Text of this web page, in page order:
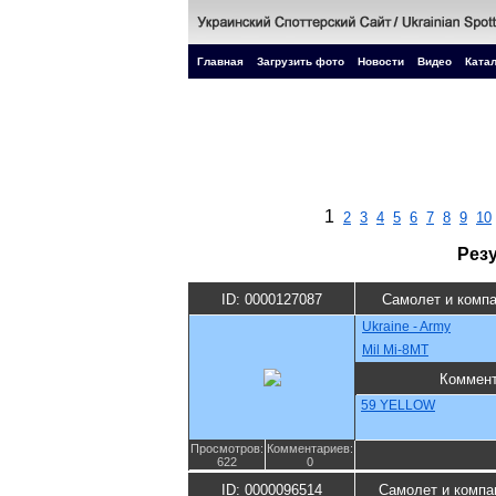
Главная Загрузить фото Новости Видео
1 2 3 4 5 6 7 8 9 10
ID: 0000127087 Самолет и
Ukraine - Army
Mil Mi-8MT
59 YELLOW
Просмотров:
622
Комментариев:
0
ID: 0000096514 Самолет и